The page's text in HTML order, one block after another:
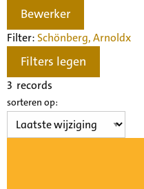
Bewerker
Filter: Schönberg, Arnoldx
Filters legen
3 records
sorteren op: